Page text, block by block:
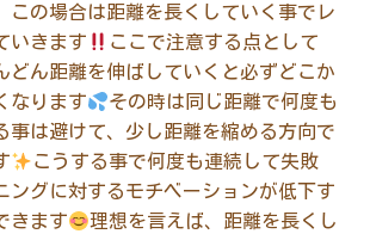
この場合は距離を長くしていく事でレ
いきます
ここで注意する点として
どん距離を伸ばしていくと必ずどこか
なります
その時は同じ距離で何度も
事は避けて、少し距離を縮める方向で
こうする事で何度も連続して失敗
ングに対するモチベーションが低下す
きます
理想を言えば、距離を長くし